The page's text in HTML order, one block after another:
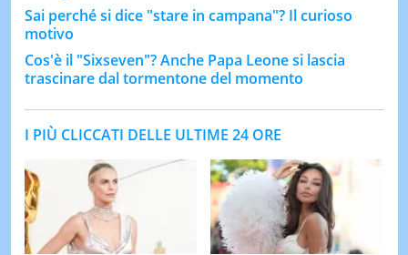
Sai perché si dice "stare in campana"? Il curioso
motivo
Cos'è il "Sixseven"? Anche Papa Leone si lascia
trascinare dal tormentone del momento
I PIÙ CLICCATI DELLE ULTIME 24 ORE